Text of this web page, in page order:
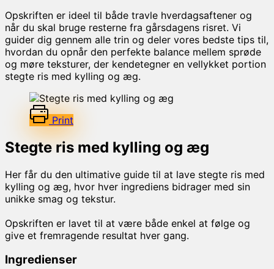
Opskriften er ideel til både travle hverdagsaftener og
når du skal bruge resterne fra gårsdagens risret. Vi
guider dig gennem alle trin og deler vores bedste tips til,
hvordan du opnår den perfekte balance mellem sprøde
og møre teksturer, der kendetegner en vellykket portion
stegte ris med kylling og æg.
Print
Stegte ris med kylling og æg
Her får du den ultimative guide til at lave stegte ris med
kylling og æg, hvor hver ingrediens bidrager med sin
unikke smag og tekstur.
Opskriften er lavet til at være både enkel at følge og
give et fremragende resultat hver gang.
Ingredienser